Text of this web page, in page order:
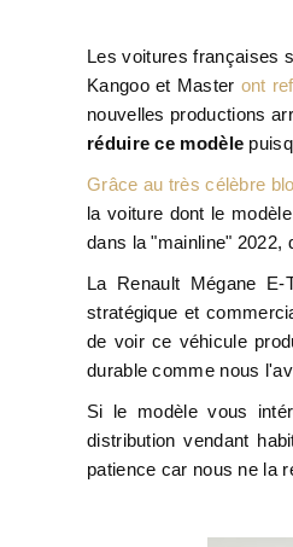
Les voitures françaises
Kangoo et Master ont
nouvelles productions
réduire ce modèle
Grâce au très célèbre
la voiture dont le
dans la "mainline" 2022,
La Renault Mégane
stratégique et
de voir ce véhicule
durable comme nous
Si le modèle vous
distribution vendant
patience car nous ne la